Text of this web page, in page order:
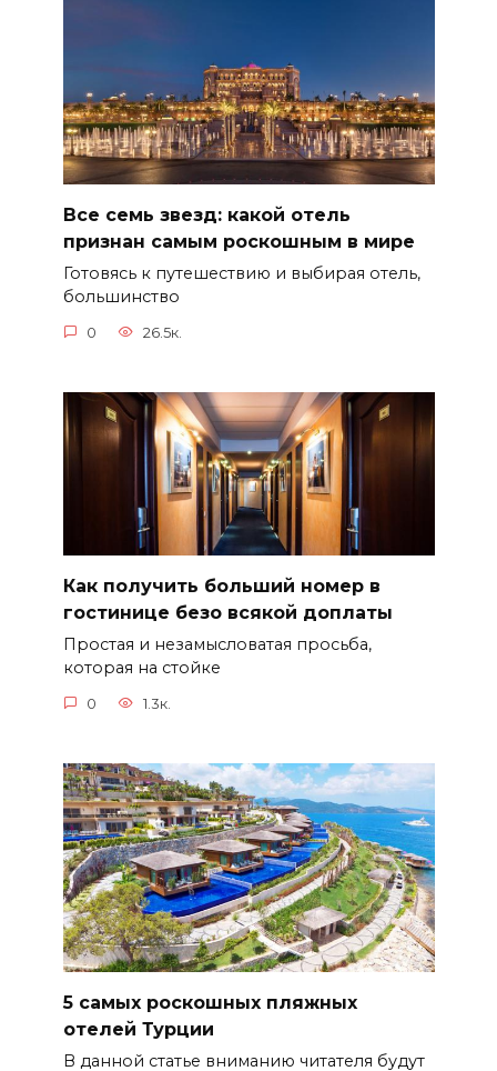
Все семь звезд: какой отель
признан самым роскошным в мире
Готовясь к путешествию и выбирая отель,
большинство
0 26.5к.
Как получить больший номер в
гостинице безо всякой доплаты
Простая и незамысловатая просьба,
которая на стойке
0 1.3к.
5 самых роскошных пляжных
отелей Турции
В данной статье вниманию читателя будут